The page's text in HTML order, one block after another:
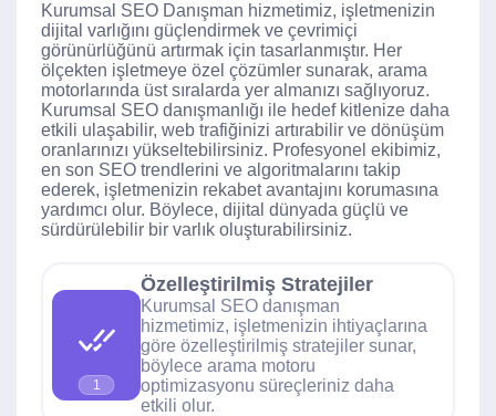
Kurumsal SEO Danışman hizmetimiz, işletmenizin
dijital varlığını güçlendirmek ve çevrimiçi
görünürlüğünü artırmak için tasarlanmıştır. Her
ölçekten işletmeye özel çözümler sunarak, arama
motorlarında üst sıralarda yer almanızı sağlıyoruz.
Kurumsal SEO danışmanlığı ile hedef kitlenize daha
etkili ulaşabilir, web trafiğinizi artırabilir ve dönüşüm
oranlarınızı yükseltebilirsiniz. Profesyonel ekibimiz,
en son SEO trendlerini ve algoritmalarını takip
ederek, işletmenizin rekabet avantajını korumasına
yardımcı olur. Böylece, dijital dünyada güçlü ve
sürdürülebilir bir varlık oluşturabilirsiniz.
1
Özelleştirilmiş Stratejiler
Kurumsal SEO danışman
hizmetimiz, işletmenizin ihtiyaçlarına
göre özelleştirilmiş stratejiler sunar,
böylece arama motoru
optimizasyonu süreçleriniz daha
etkili olur.